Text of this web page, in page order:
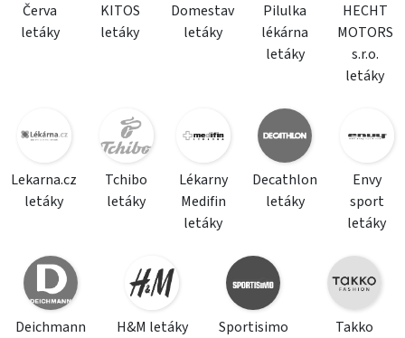
Červa
letáky
KITOS
letáky
Domestav
letáky
Pilulka
lékárna
letáky
HECHT
MOTORS
s.r.o.
letáky
Lekarna.cz
letáky
Tchibo
letáky
Lékarny
Medifin
letáky
Decathlon
letáky
Envy
sport
letáky
Deichmann
H&M letáky
Sportisimo
Takko